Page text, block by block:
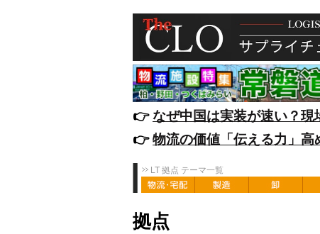
👉️なぜ中国は実装が速い？
👉️物流の価値「伝える力」
LT 拠点 テーマ一覧
拠点